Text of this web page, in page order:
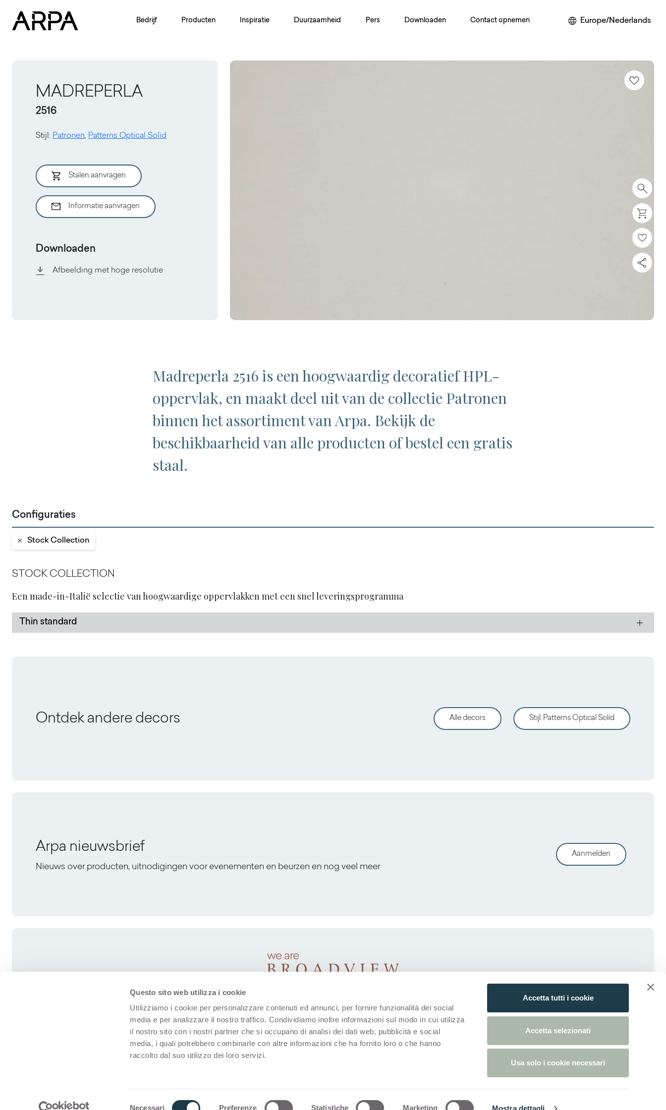
Questo sito web utilizza i cookie
Utilizziamo i cookie per personalizzare contenuti ed annunci, per fornire funzionalità dei social
media e per analizzare il nostro traffico. Condividiamo inoltre informazioni sul modo in cui utilizza
il nostro sito con i nostri partner che si occupano di analisi dei dati web, pubblicità e social
media, i quali potrebbero combinarle con altre informazioni che ha fornito loro o che hanno
raccolto dal suo utilizzo dei loro servizi.
Necessari Preferenze Statistiche Marketing Mostra dettagli
Accetta tutti i cookie
Accetta selezionati
Usa solo i cookie necessari
Bedrijf Producten Inspiratie Duurzaamheid Pers Downloaden Contact opnemen Europe/Nederlands
MADREPERLA
2516
Stijl : Patronen, Patterns Optical Solid
Stalen aanvragen
Informatie aanvragen
Downloaden
Afbeelding met hoge resolutie
Madreperla 2516 is een hoogwaardig decoratief HPL-
oppervlak, en maakt deel uit van de collectie Patronen
binnen het assortiment van Arpa. Bekijk de
beschikbaarheid van alle producten of bestel een gratis
staal.
Configuraties
Stock Collection
STOCK COLLECTION
Een made-in-Italië selectie van hoogwaardige oppervlakken met een snel leveringsprogramma
Thin standard
Ontdek andere decors Alle decors Stijl: Patterns Optical Solid
Arpa nieuwsbrief
Nieuws over producten, uitnodigingen voor evenementen en beurzen en nog veel meer
Aanmelden
Gebruiksvoorwaarden Bedrijfsgegevens Privacyverklaring Cookievoorkeuren